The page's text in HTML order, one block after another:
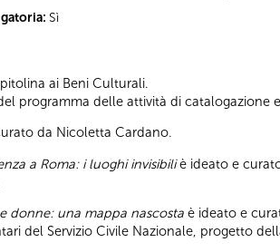
Sì
ai Beni Culturali.
programma delle attività di catalogazione
da Nicoletta Cardano.
a Roma: i luoghi invisibiliè ideato e
donne: una mappa nascosta è ideato e
del Servizio Civile Nazionale, progetto